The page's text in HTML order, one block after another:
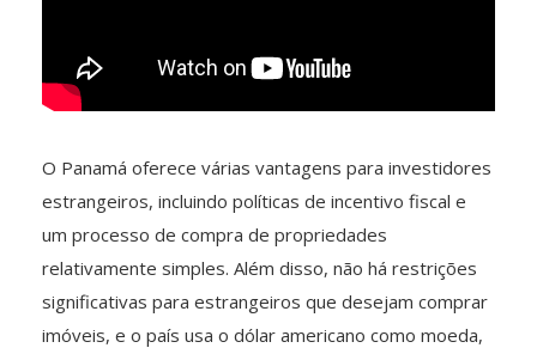
O Panamá oferece várias vantagens para investidores
estrangeiros, incluindo políticas de incentivo fiscal e
um processo de compra de propriedades
relativamente simples. Além disso, não há restrições
significativas para estrangeiros que desejam comprar
imóveis, e o país usa o dólar americano como moeda,